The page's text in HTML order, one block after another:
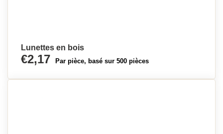
Lunettes en bois
€2,17 Par pièce, basé sur 500 pièces